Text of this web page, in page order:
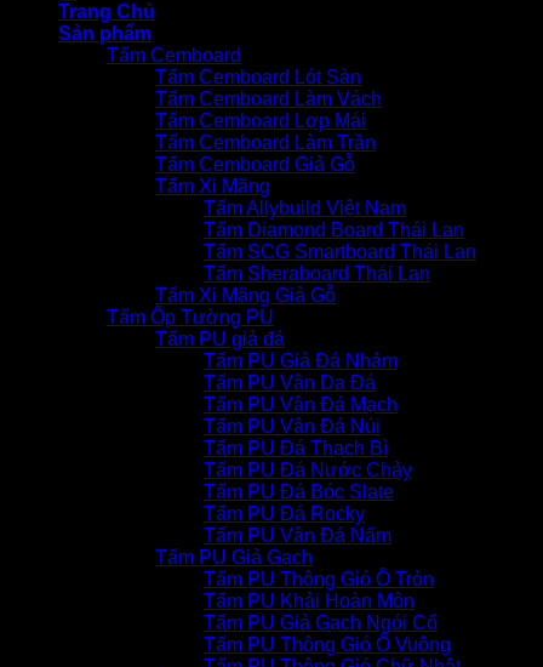
Trang Chủ
Sản phẩm
Tấm Cemboard
Tấm Cemboard Lót Sàn
Tấm Cemboard Làm Vách
Tấm Cemboard Lợp Mái
Tấm Cemboard Làm Trần
Tấm Cemboard Giả Gỗ
Tấm Xi Măng
Tấm Allybuild Việt Nam
Tấm Diamond Board Thái Lan
Tấm SCG Smartboard Thái Lan
Tấm Sheraboard Thái Lan
Tấm Xi Măng Giả Gỗ
Tấm Ốp Tường PU
Tấm PU giả đá
Tấm PU Giả Đá Nhám
Tấm PU Vân Da Đá
Tấm PU Vân Đá Mạch
Tấm PU Vân Đá Núi
Tấm PU Đá Thạch Bì
Tấm PU Đá Nước Chảy
Tấm PU Đá Bóc Slate
Tấm PU Đá Rocky
Tấm PU Vân Đá Nấm
Tấm PU Giả Gạch
Tấm PU Thông Gió Ô Tròn
Tấm PU Khải Hoàn Môn
Tấm PU Giả Gạch Ngói Cổ
Tấm PU Thông Gió Ô Vuông